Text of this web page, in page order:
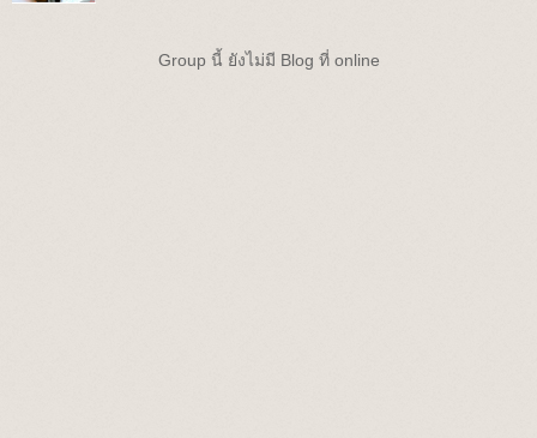
Group นี้ ยังไม่มี Blog ที่ online